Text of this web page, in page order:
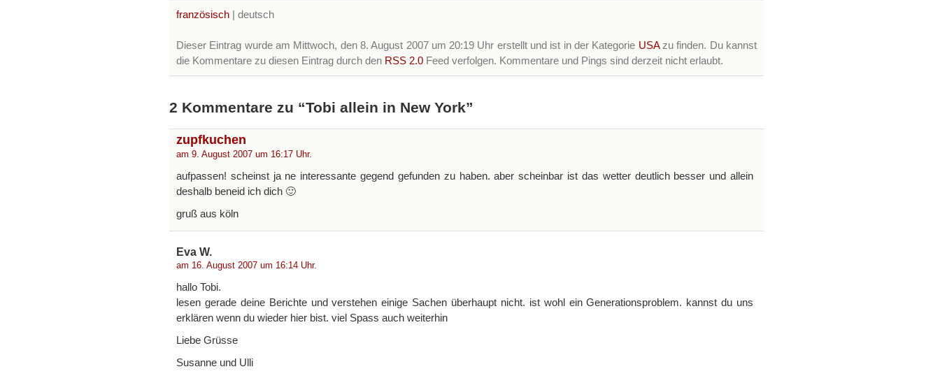
französisch | deutsch
Dieser Eintrag wurde am Mittwoch, den 8. August 2007 um 20:19 Uhr erstellt und ist in der Kategorie USAzu finden. Du kannst
die Kommentare zu diesen Eintrag durch den RSS 2.0 Feed verfolgen. Kommentare und Pings sind derzeit nicht erlaubt.
2 Kommentare zu “Tobi allein in New York”
zupfkuchen
am 9. August 2007 um 16:17 Uhr.
aufpassen! scheinst ja ne interessante gegend gefunden zu haben. aber scheinbar ist das wetter deutlich besser und allein
deshalb beneid ich dich 🙂
gruß aus köln
Eva W.
am 16. August 2007 um 16:14 Uhr.
hallo Tobi.
lesen gerade deine Berichte und verstehen einige Sachen überhaupt nicht. ist wohl ein Generationsproblem. kannst du uns
erklären wenn du wieder hier bist. viel Spass auch weiterhin
Liebe Grüsse
Susanne und Ulli